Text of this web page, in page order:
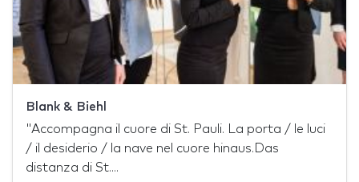
Blank & Biehl
"Accompagna il cuore di St. Pauli. La porta / le luci
/ il desiderio / la nave nel cuore hinaus.Das
distanza di St....